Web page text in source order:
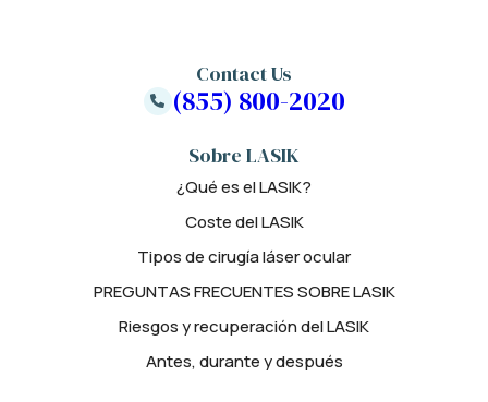
Sobre LASIK
¿Qué es el LASIK?
Coste del LASIK
Tipos de cirugía láser ocular
PREGUNTAS FRECUENTES SOBRE LASIK
Riesgos y recuperación del LASIK
Antes, durante y después
Contact Us
(855) 800-2020